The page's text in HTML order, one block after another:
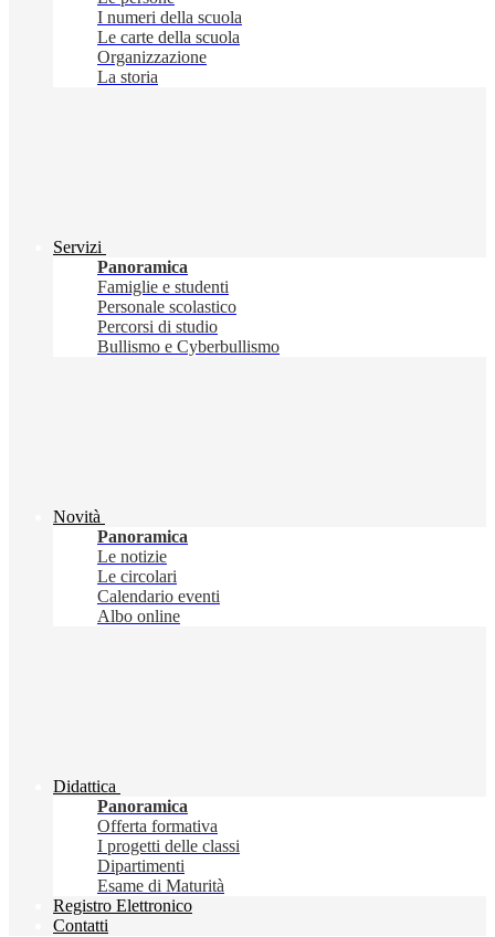
I numeri della scuola
Le carte della scuola
Organizzazione
La storia
Servizi
Panoramica
Famiglie e studenti
Personale scolastico
Percorsi di studio
Bullismo e Cyberbullismo
Novità
Panoramica
Le notizie
Le circolari
Calendario eventi
Albo online
Didattica
Panoramica
Offerta formativa
I progetti delle classi
Dipartimenti
Esame di Maturità
Registro Elettronico
Contatti